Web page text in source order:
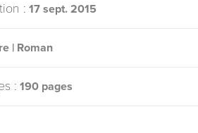
: 17 sept. 2015
| Roman
: 190 pages